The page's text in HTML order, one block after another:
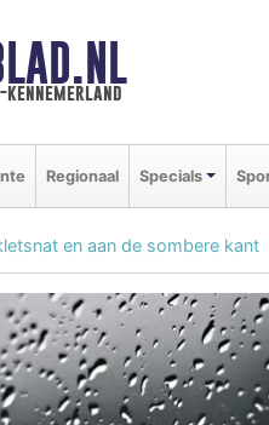
kennemerland
Regionaal Specials
en aan de sombere kant